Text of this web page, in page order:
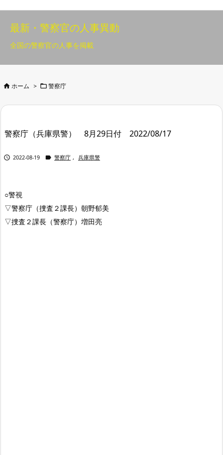
最新・警察官の人事異動
全国の警察官の人事を掲載
 ホーム >  警察庁
警察庁（兵庫県警） 8月29日付 2022/08/17
 2022-08-19  警察庁 , 兵庫県警
○警視
▽警察庁（捜査２課長）朝野郁美
▽捜査２課長（警察庁）増田亮